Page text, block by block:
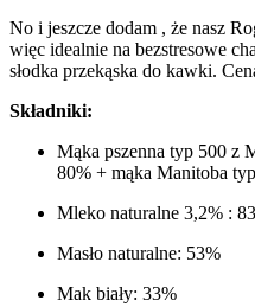
No i jeszcze dodam , że nasz
więc idealnie na bezstresowe
słodka przekąska do kawki.
Składniki:
Mąka pszenna typ 500 z
80% + mąka Manitoba
Mleko naturalne 3,2% :
Masło naturalne: 53%
Mak biały: 33%